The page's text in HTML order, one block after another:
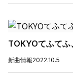
TOKYOてふて
新曲情報2022.10.5